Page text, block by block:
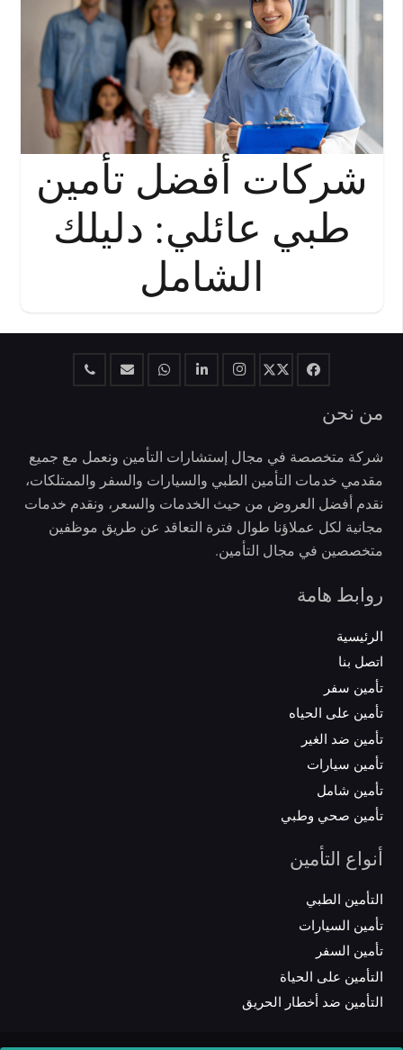
شركات أفضل تأمين
طبي عائلي: دليلك
الشامل
من نحن
شركة متخصصة في مجال إستشارات التأمين ونعمل مع جميع
مقدمي خدمات التأمين الطبي والسيارات والسفر والممتلكات،
نقدم أفضل العروض من حيث الخدمات والسعر، ونقدم خدمات
مجانية لكل عملاؤنا طوال فترة التعاقد عن طريق موظفين
متخصصين في مجال التأمين.
روابط هامة
الرئيسية
اتصل بنا
تأمين سفر
تأمين على الحياه
تأمين ضد الغير
تأمين سيارات
تأمين شامل
تأمين صحي وطبي
أنواع التأمين
التأمين الطبي
تأمين السيارات
تأمين السفر
التأمين على الحياة
التأمين ضد أخطار الحريق